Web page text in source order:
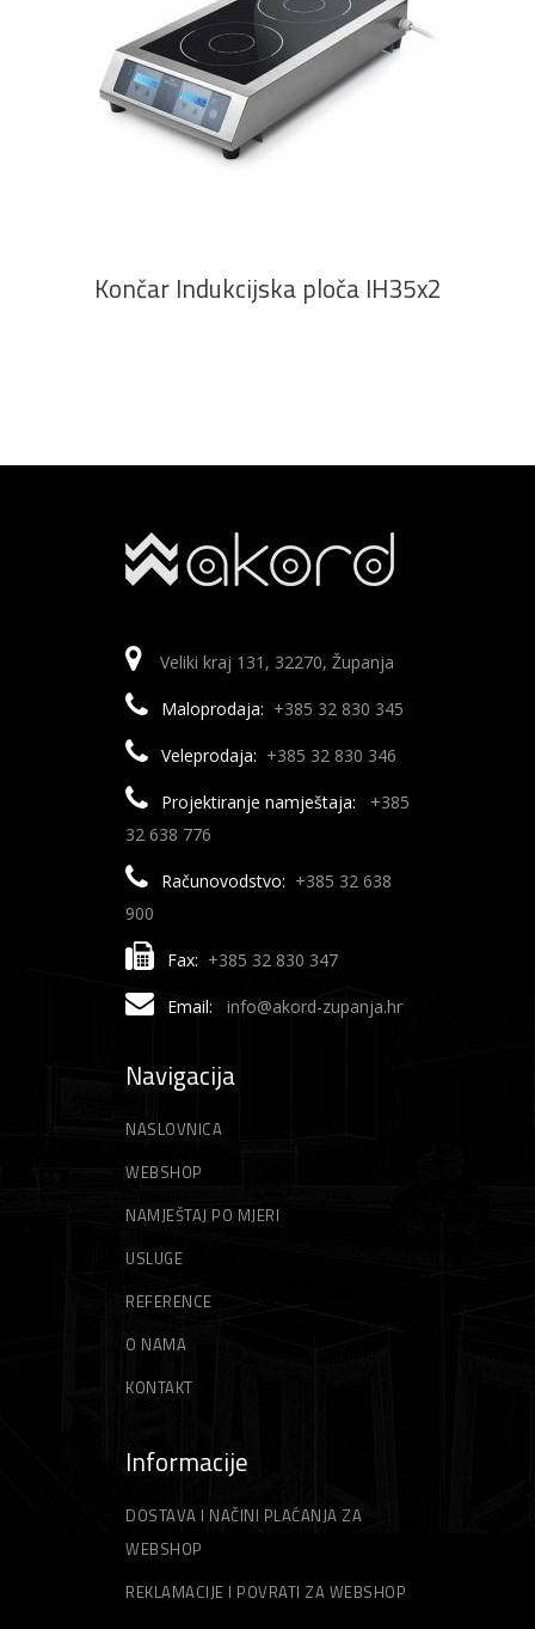
PROČITAJ VIŠE
Končar Indukcijska ploča IH35x2
Veliki kraj 131, 32270, Županja
Maloprodaja: +385 32 830 345
Veleprodaja: +385 32 830 346
Projektiranje namještaja:
+385
32 638 776
Računovodstvo: +385 32 638
900
Fax: +385 32 830 347
Email: info@akord-zupanja.hr
Navigacija
NASLOVNICA
WEBSHOP
NAMJEŠTAJ PO MJERI
USLUGE
REFERENCE
O NAMA
KONTAKT
Informacije
DOSTAVA I NAČINI PLAĆANJA ZA
WEBSHOP
REKLAMACIJE I POVRATI ZA WEBSHOP